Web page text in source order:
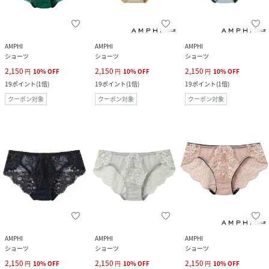
AMPHI
ショーツ
2,150 円 10%OFF
19ポイント(1倍)
クーポン対象
AMPHI
ショーツ
2,150 円 10%OFF
19ポイント(1倍)
クーポン対象
AMPHI
ショーツ
2,150 円 10%OFF
19ポイント(1倍)
クーポン対象
AMPHI
ショーツ
2,150 円 10%OFF
AMPHI
ショーツ
2,150 円 10%OFF
AMPHI
ショーツ
2,150 円 10%OFF